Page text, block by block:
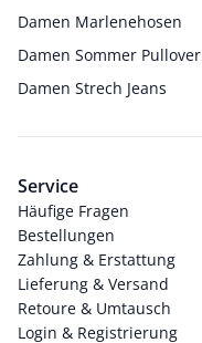
Damen Marlenehosen
Damen Sommer Pullover
Damen Strech Jeans
Service
Häufige Fragen
Bestellungen
Zahlung & Erstattung
Lieferung & Versand
Retoure & Umtausch
Login & Registrierung